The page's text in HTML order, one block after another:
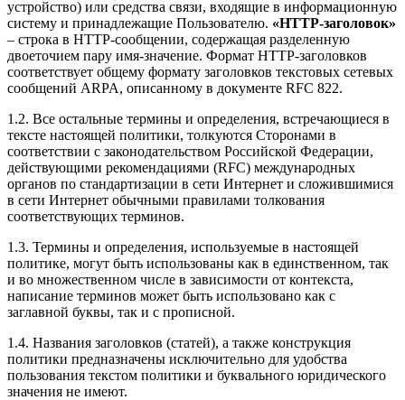
устройство) или средства связи, входящие в информационную
систему и принадлежащие Пользователю. «HTTP-заголовок»
– строка в HTTP-сообщении, содержащая разделенную
двоеточием пару имя-значение. Формат HTTP-заголовков
соответствует общему формату заголовков текстовых сетевых
сообщений ARPA, описанному в документе RFC 822.
1.2. Все остальные термины и определения, встречающиеся в
тексте настоящей политики, толкуются Сторонами в
соответствии с законодательством Российской Федерации,
действующими рекомендациями (RFC) международных
органов по стандартизации в сети Интернет и сложившимися
в сети Интернет обычными правилами толкования
соответствующих терминов.
1.3. Термины и определения, используемые в настоящей
политике, могут быть использованы как в единственном, так
и во множественном числе в зависимости от контекста,
написание терминов может быть использовано как с
заглавной буквы, так и с прописной.
1.4. Названия заголовков (статей), а также конструкция
политики предназначены исключительно для удобства
пользования текстом политики и буквального юридического
значения не имеют.